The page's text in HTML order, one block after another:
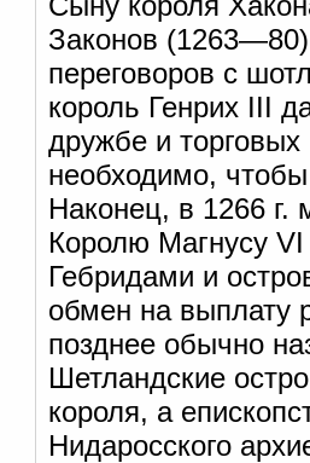
Законов
переговоров с
король Генрих III
дружбе и
необходимо,
Наконец, в 1266 г.
Королю Магнусу VI
Гебридами и
обмен на выплату
позднее обычно
Шетландские
короля, а
Нидаросского